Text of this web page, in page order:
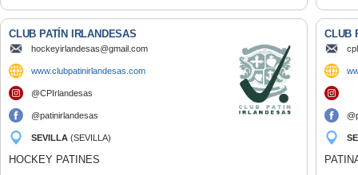
CLUB PATÍN IRLANDESAS
hockeyirlandesas@gmail.com
www.clubpatinirlandesas.com
@CPIrlandesas
@patinirlandesas
SEVILLA (SEVILLA)
HOCKEY PATINES
CLUB